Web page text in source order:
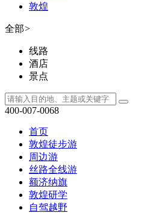
敦煌
全部>
线路
酒店
景点
400-007-0068
首页
敦煌徒步游
周边游
丝路全线游
额济纳旗
敦煌研学
自驾越野